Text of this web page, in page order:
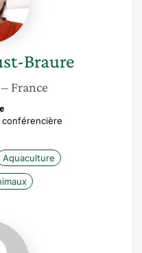
Braure
– France
Aquaculture